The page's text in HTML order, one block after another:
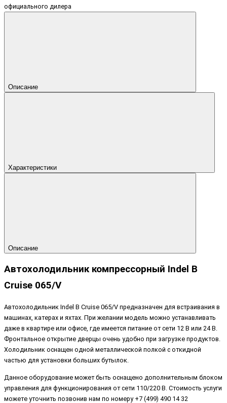
официального дилера
Описание
Характеристики
Описание
Автохолодильник компрессорный Indel B
Cruise 065/V
Автохолодильник Indel B Cruise 065/V предназначен для встраивания в
машинах, катерах и яхтах. При желании модель можно устанавливать
даже в квартире или офисе, где имеется питание от сети 12 В или 24 В.
Фронтальное открытие дверцы очень удобно при загрузке продуктов.
Холодильник оснащен одной металлической полкой с откидной
частью для установки больших бутылок.
Данное оборудование может быть оснащено дополнительным блоком
управления для функционирования от сети 110/220 В. Стоимость услуги
можете уточнить позвонив нам по номеру +7 (499) 490 14 32